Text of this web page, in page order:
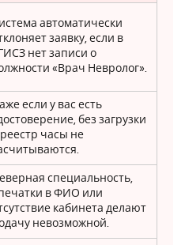
автоматически
заявку, если в
нет записи о
«Врач Невролог».
если у вас есть
без загрузки
часы не
специальность,
в ФИО или
кабинета делают
невозможной.